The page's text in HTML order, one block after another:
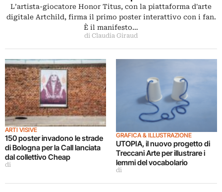
L’artista-giocatore Honor Titus, con la piattaforma d'arte
digitale Artchild, firma il primo poster interattivo con i fan.
È il manifesto…
di Claudia Giraud
ARTI VISIVE
150 poster invadono le strade
di Bologna per la Call lanciata
dal collettivo Cheap
di
GRAFICA & ILLUSTRAZIONE
UTOPIA, il nuovo progetto di
Treccani Arte per illustrare i
lemmi del vocabolario
di